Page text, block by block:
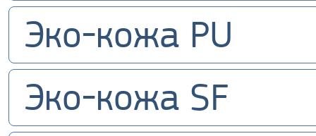
Эко-кожа PU
Эко-кожа SF